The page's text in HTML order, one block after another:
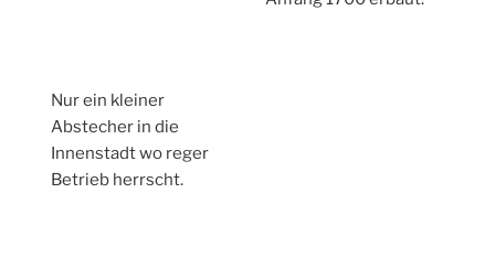
Nur ein kleiner
Abstecher in die
Innenstadt wo reger
Betrieb herrscht.